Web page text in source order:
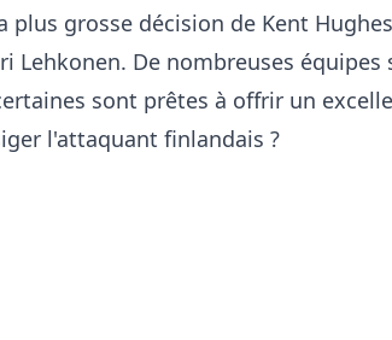
plus grosse décision de Kent
Lehkonen. De nombreuses équipes
sont prêtes à offrir un
l'attaquant finlandais ?